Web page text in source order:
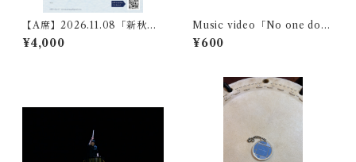
【A席】2026.11.08「新秋和
奏」チケット
¥4,000
Music video「No one doe
s」固定視点映像 (Meme)
¥600